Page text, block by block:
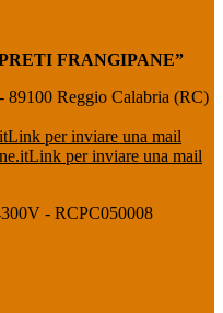
FRANGIPANE”
89100 Reggio Calabria (RC)
Link per inviare una mail
Link per inviare una mail
- RCPC050008